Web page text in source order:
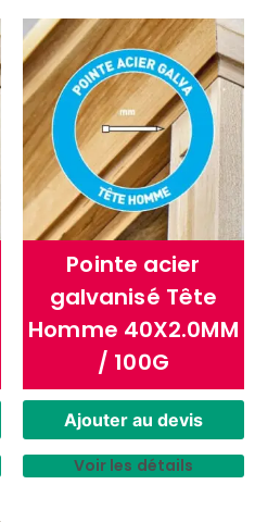
Pointe acier
galvanisé Tête
Homme 40X2.0MM
/ 100G
Ajouter au devis
Voir les détails